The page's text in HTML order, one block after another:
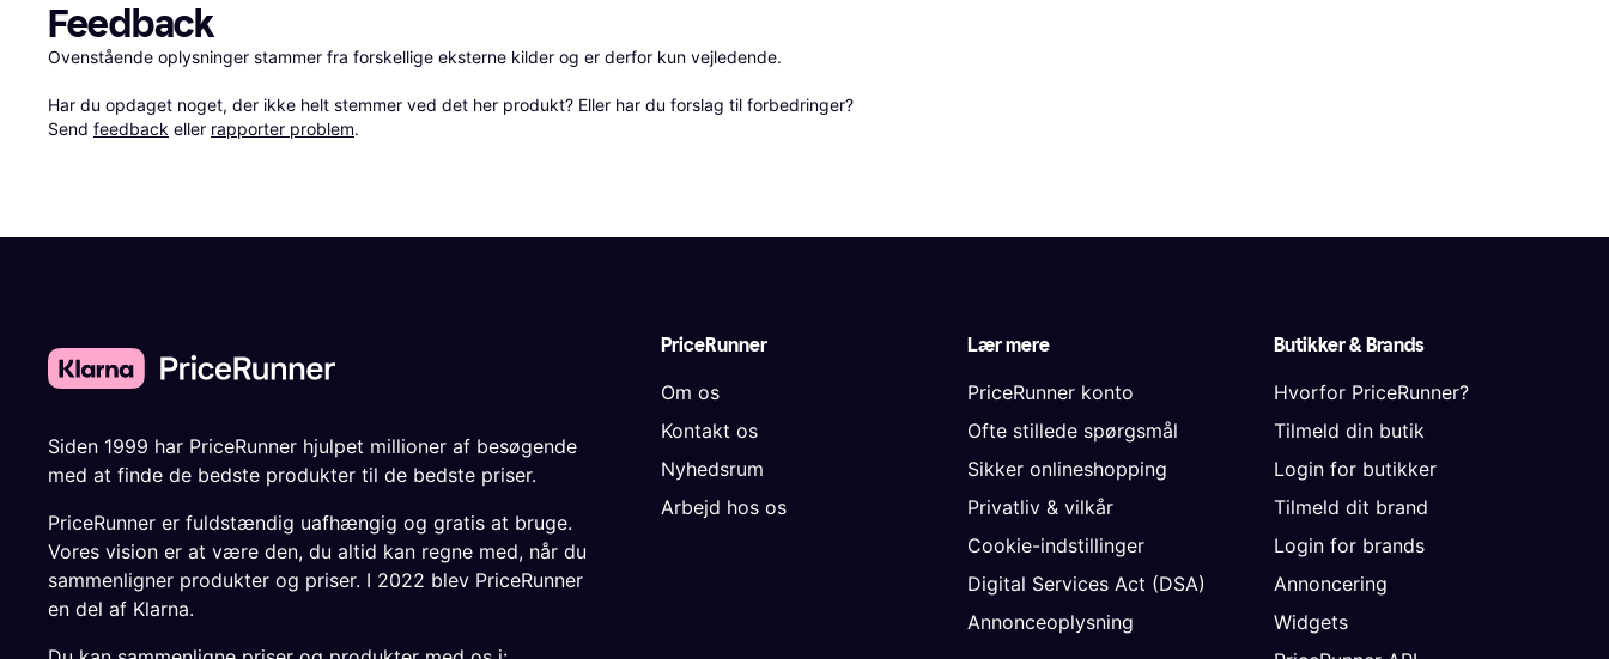
Feedback
Ovenstående oplysninger stammer fra forskellige eksterne kilder og er derfor kun vejledende.
Har du opdaget noget, der ikke helt stemmer ved det her produkt? Eller har du forslag til forbedringer?
Send feedback eller rapporter problem.
PriceRunner
Om os
Kontakt os
Nyhedsrum
Arbejd hos os
Lær mere
PriceRunner konto
Ofte stillede spørgsmål
Sikker onlineshopping
Privatliv & vilkår
Cookie-indstillinger
Digital Services Act (DSA)
Annonceoplysning
Butikker & Brands
Hvorfor PriceRunner?
Tilmeld din butik
Login for butikker
Tilmeld dit brand
Login for brands
Annoncering
Widgets
Siden 1999 har PriceRunner hjulpet millioner af besøgende
med at finde de bedste produkter til de bedste priser.
PriceRunner er fuldstændig uafhængig og gratis at bruge.
Vores vision er at være den, du altid kan regne med, når du
sammenligner produkter og priser. I 2022 blev PriceRunner
en del af Klarna.